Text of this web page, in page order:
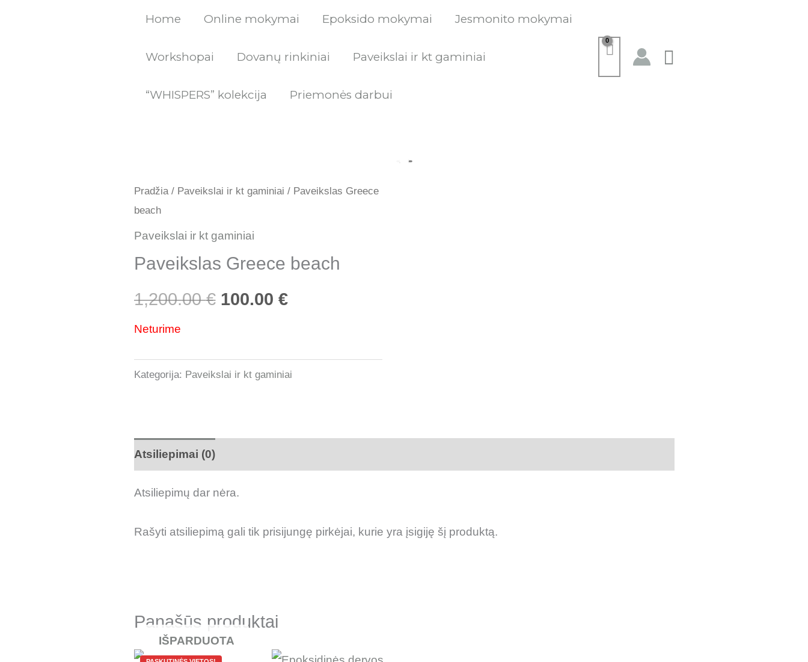
Home Online mokymai Epoksido mokymai Jesmonito mokymai
Workshopai Dovanų rinkiniai Paveikslai ir kt gaminiai
“WHISPERS” kolekcija Priemonės darbui
Paieška
Pradžia/ Paveikslai ir kt gaminiai / Paveikslas Greece
beach
Paveikslai ir kt gaminiai
Paveikslas Greece beach
1,200.00€
was:
1,200.00 €.
100.00 €
100.00 €.
Neturime
Kategorija: Paveikslai ir kt gaminiai
Atsiliepimai (0)
Atsiliepimų dar nėra.
Rašyti atsiliepimą gali tik prisijungę pirkėjai, kurie yra įsigiję šį produktą.
Panašūs produktai
IŠPARDUOTA
OriginalCurrent